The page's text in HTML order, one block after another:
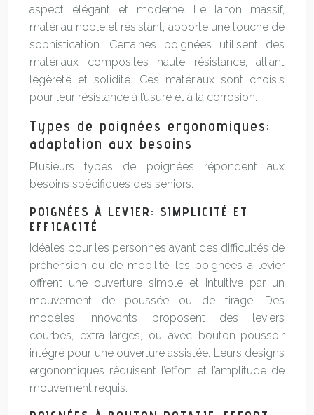
aspect élégant et moderne. Le laiton massif,
matériau noble et résistant, apporte une touche de
sophistication. Certaines poignées utilisent des
matériaux composites haute résistance, alliant
légèreté et solidité. Ces matériaux sont choisis
pour leur résistance à l’usure et à la corrosion.
Types de poignées ergonomiques:
adaptation aux besoins
Plusieurs types de poignées répondent aux
besoins spécifiques des seniors.
POIGNÉES À LEVIER: SIMPLICITÉ ET
EFFICACITÉ
Idéales pour les personnes ayant des difficultés de
préhension ou de mobilité, les poignées à levier
offrent une ouverture simple et intuitive par un
mouvement de poussée ou de tirage. Des
modèles innovants proposent des leviers
courbes, extra-larges, ou avec bouton-poussoir
intégré pour une ouverture assistée. Leurs designs
ergonomiques réduisent l’effort et l’amplitude de
mouvement requis.